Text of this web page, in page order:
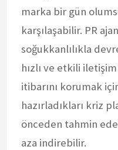
marka bir gün
karşılaşabilir. PR
soğukkanlılıkla
hızlı ve etkili
itibarını korumak
hazırladıkları kriz
önceden tahmin
aza indirebilir.